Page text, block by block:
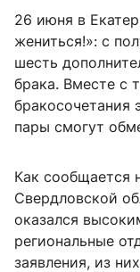
26 июня в
жениться!»: с
шесть
брака. Вместе с
бракосочетания
пары смогут
Как сообщается
Свердловской
оказался
региональные
заявления, из